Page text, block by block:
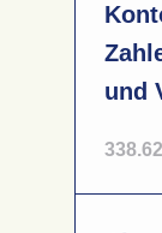
und